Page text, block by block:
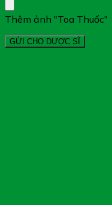
Thêm ảnh "Toa Thuốc"